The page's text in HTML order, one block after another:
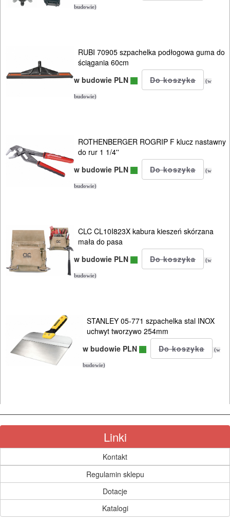
przecinarki
przecinarki
do
betonu
gładzi
wałki
malarskie
betonu
wiertnice
budowlane
OBRÓBKA
budowie)
RUBI 70905 szpachelka podłogowa guma do
ściągania 60cm
w budowie PLN
(w
budowie)
ROTHENBERGER ROGRIP F klucz nastawny
do rur 1 1/4''
w budowie PLN
(w
budowie)
CLC CL10I823X kabura kieszeń skórzana
mała do pasa
w budowie PLN
(w
budowie)
STANLEY 05-771 szpachelka stal INOX
uchwyt tworzywo 254mm
w budowie PLN
(w
budowie)
Linki
Kontakt
Regulamin sklepu
Dotacje
Katalogi